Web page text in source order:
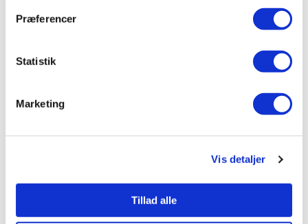
Præferencer
Statistik
Marketing
Vis detaljer
Tillad alle